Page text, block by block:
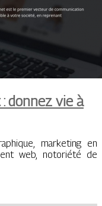
donnez vie à
marketing en
web, notoriété de